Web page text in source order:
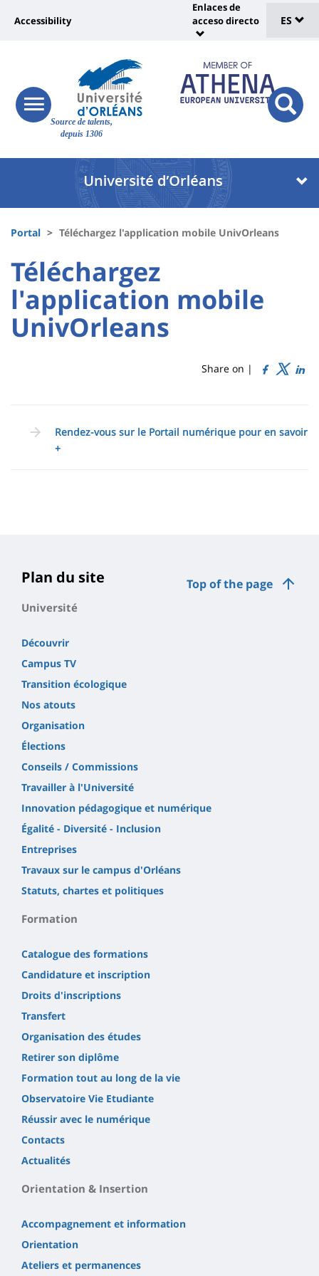
Site
Source de talents,
depuis 1306
Université
Recherche
responsive
menu
button
Université
vers
page
accessibilité
Accessibility
:
Shortcut
links
Enlaces de
acceso directo
de
ES
Université
Block
liste
des
composantes
d'Ariane
Portal Téléchargez l'application mobile UnivOrleans
University
:
Sidebar
University
:
Main
content
Titre
de
Téléchargez
l'application mobile
UnivOrleans
Share on |
de
Rendez-vous sur le Portail numérique pour en savoir
+
Top of the page
Plan du site
Université
Découvrir
Campus TV
Transition écologique
Nos atouts
Organisation
Élections
Conseils / Commissions
Travailler à l'Université
Innovation pédagogique et numérique
Égalité - Diversité - Inclusion
Entreprises
Travaux sur le campus d'Orléans
Statuts, chartes et politiques
Formation
Catalogue des formations
Candidature et inscription
Droits d'inscriptions
Transfert
Organisation des études
Retirer son diplôme
Formation tout au long de la vie
Observatoire Vie Etudiante
Réussir avec le numérique
Contacts
Actualités
Orientation & Insertion
Accompagnement et information
Orientation
Ateliers et permanences